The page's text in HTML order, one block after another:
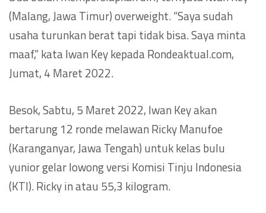
(Malang, Jawa Timur) overweight. “Saya sudah
usaha turunkan berat tapi tidak bisa. Saya minta
maaf,” kata Iwan Key kepada Rondeaktual.com,
Jumat, 4 Maret 2022.
Besok, Sabtu, 5 Maret 2022, Iwan Key akan
bertarung 12 ronde melawan Ricky Manufoe
(Karanganyar, Jawa Tengah) untuk kelas bulu
yunior gelar lowong versi Komisi Tinju Indonesia
(KTI). Ricky in atau 55,3 kilogram.